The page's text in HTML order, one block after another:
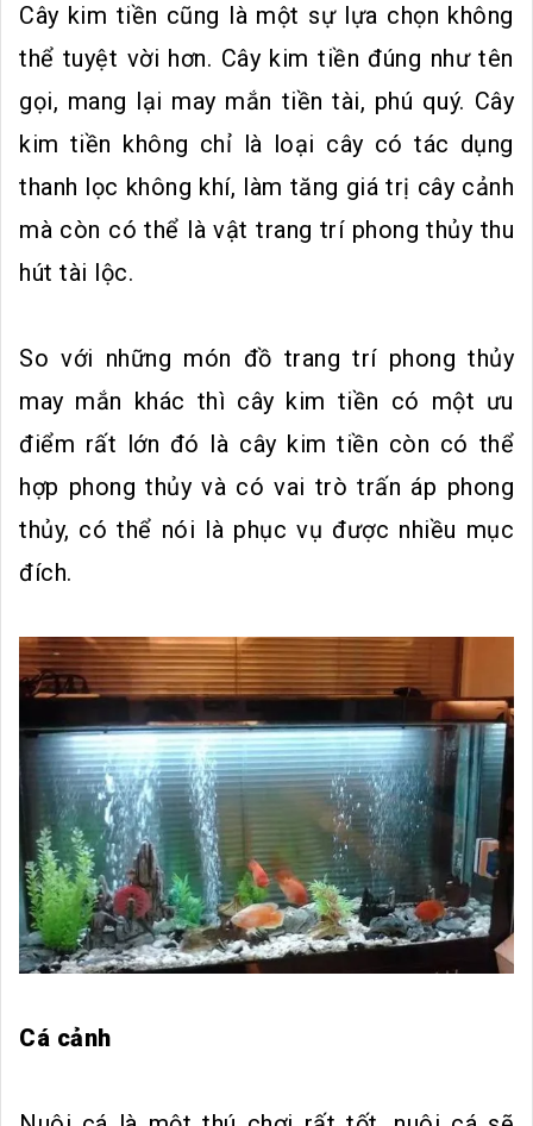
Cây kim tiền cũng là một sự lựa chọn không
thể tuyệt vời hơn. Cây kim tiền đúng như tên
gọi, mang lại may mắn tiền tài, phú quý. Cây
kim tiền không chỉ là loại cây có tác dụng
thanh lọc không khí, làm tăng giá trị cây cảnh
mà còn có thể là vật trang trí phong thủy thu
hút tài lộc.
So với những món đồ trang trí phong thủy
may mắn khác thì cây kim tiền có một ưu
điểm rất lớn đó là cây kim tiền còn có thể
hợp phong thủy và có vai trò trấn áp phong
thủy, có thể nói là phục vụ được nhiều mục
đích.
Cá cảnh